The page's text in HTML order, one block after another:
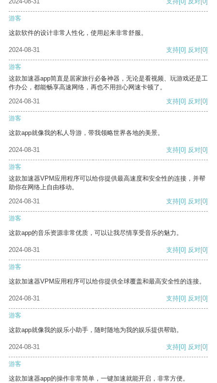
游客
这款软件的设计非常人性化，使用起来非常舒服。
2024-08-31 支持[0] 反对[0]
游客
这款加速器app简直是居家旅行必备神器，无论是看视频、玩游戏还是工
作办公，都能畅享高速网络，再也不用担心网速卡顿了。
2024-08-31
支持[0] 反对[0]
游客
这款app就像我的私人导游，带我领略世界各地的美景。
2024-08-31 支持[0] 反对[0]
游客
这款加速器VPM应用程序可以给你提供最高速度和安全性的连接，并帮
助你在网络上自由移动。
2024-08-31
支持[0] 反对[0]
游客
这款app的音乐资源非常优质，可以让我尽情享受音乐的魅力。
2024-08-31 支持[0] 反对[0]
游客
这款加速器VPM应用程序可以给你提供全球覆盖和最高安全性的连接。
2024-08-31 支持[0] 反对[0]
游客
这款app就像我的娱乐小助手，随时随地为我的娱乐提供帮助。
2024-08-31 支持[0] 反对[0]
游客
这款加速器app的操作非常简单，一键加速就能开启，非常方便。